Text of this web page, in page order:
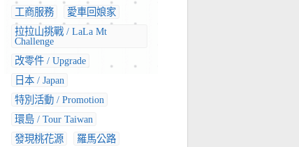
工商服務
愛車回娘家
拉拉山挑戰 / LaLa Mt
Challenge
改零件 / Upgrade
日本 / Japan
特別活動 / Promotion
環島 / Tour Taiwan
發現桃花源
羅馬公路